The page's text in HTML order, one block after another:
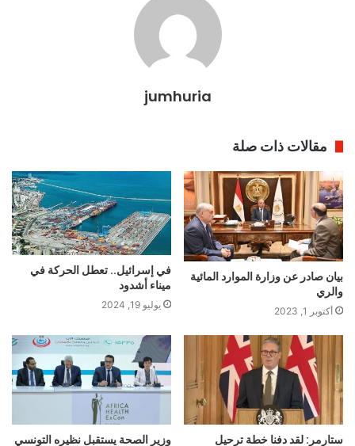
jumhuria
مقالات ذات صلة
بيان صادر عن وزارة الموارد المائية
والري
أكتوبر 1, 2023
في إسرائيل.. تعطل الحركة في
ميناء أشدود
يوليو 19, 2024
ستارمر: لقد دفنا خطة ترحيل وزير الصحة يستقبل نظيره التونسي